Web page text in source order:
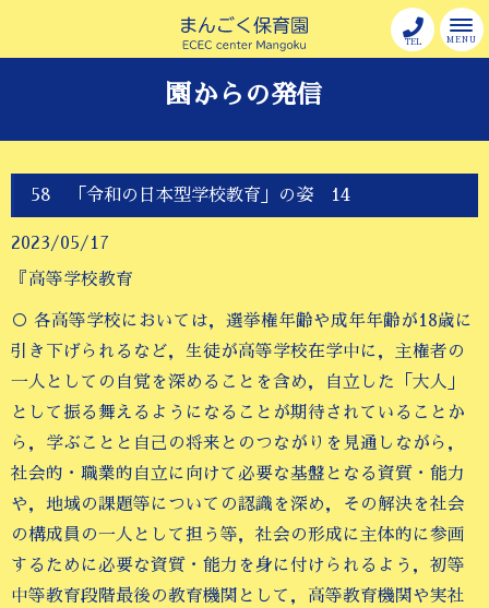
MENU
TEL
園からの発信
58 「令和の日本型学校教育」の姿 14
2023/05/17
『高等学校教育
○ 各高等学校においては，選挙権年齢や成年年齢が18歳に
引き下げられるなど，生徒が高等学校在学中に，主権者の
一人としての自覚を深めることを含め，自立した「大人」
として振る舞えるようになることが期待されていることか
ら，学ぶことと自己の将来とのつながりを見通しながら，
社会的・職業的自立に向けて必要な基盤となる資質・能力
や，地域の課題等についての認識を深め，その解決を社会
の構成員の一人として担う等，社会の形成に主体的に参画
するために必要な資質・能力を身に付けられるよう，初等
中等教育段階最後の教育機関として，高等教育機関や実社